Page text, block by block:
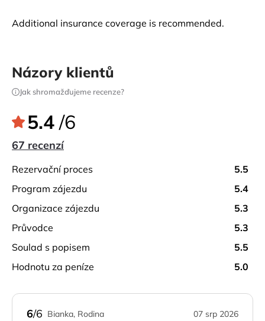
Additional insurance coverage is recommended.
Názory klientů
Jak shromažďujeme recenze?
5.4 /6
67 recenzí
rezervační proces
5.5
program zájezdu
5.4
organizace zájezdu
5.3
průvodce
5.3
soulad s popisem
5.5
hodnotu za peníze
5.0
6/6 Bianka, Rodina 07 srp 2026